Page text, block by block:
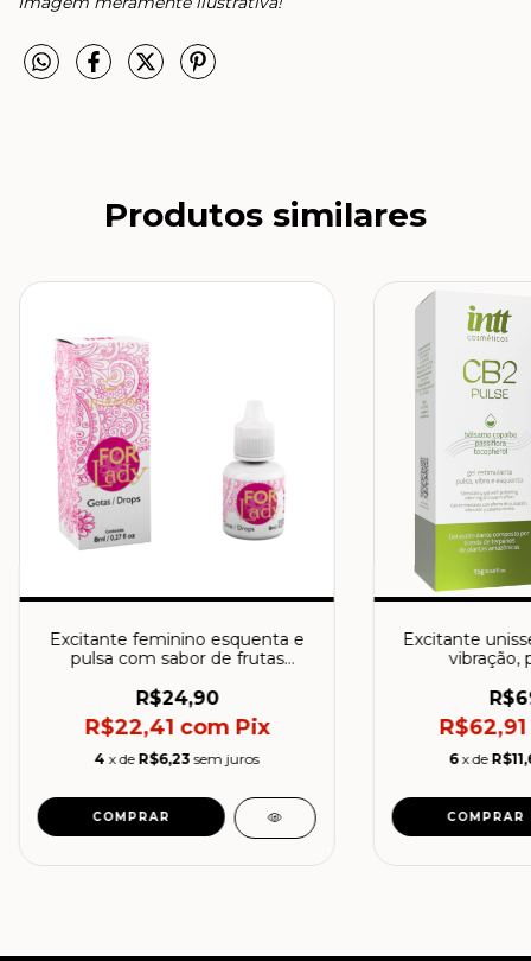
Produtos similares
Excitante feminino esquenta e
pulsa com sabor de frutas
R$24,90
R$22,41 com Pix
4 x de R$6,23 sem juros
Excitante
vibração,
R$62,91
6 x de